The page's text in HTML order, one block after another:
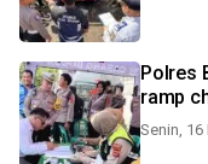
Polres
ramp
Senin, 16